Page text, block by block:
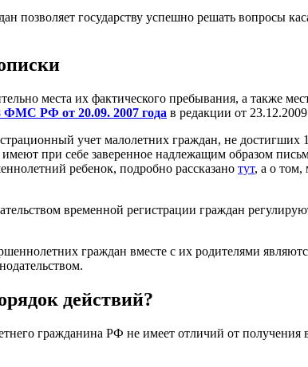
позволяет государству успешно решать вопросы
места их фактического пребывания, а также
РФ от 20.09. 2007 года в редакции от
учет малолетних граждан, не
при себе заверенное надлежащим образом
ребенок, подробно рассказано тут, а о том,
временной регистрации граждан
граждан вместе с их родителями
действий?
гражданина РФ не имеет отличий от